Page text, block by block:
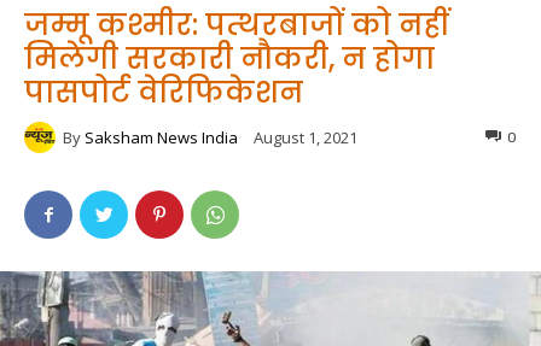
जम्मू कश्मीर: पत्थरबाजों को नहीं
मिलेगी सरकारी नौकरी, न होगा
पासपोर्ट वेरिफिकेशन
By Saksham News India August 1, 2021 0